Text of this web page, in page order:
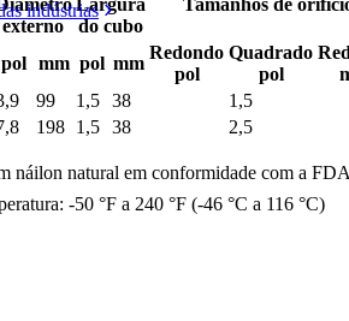
indústrias
externo
Largura
do cubo
Tamanhos de
pol mm pol mm
Redondo
pol
Quadrado
pol
99 1,5 38
1,5
198 1,5 38 2,5
náilon natural em conformidade com a
-50 °F a 240 °F (-46 °C a 116 °C)